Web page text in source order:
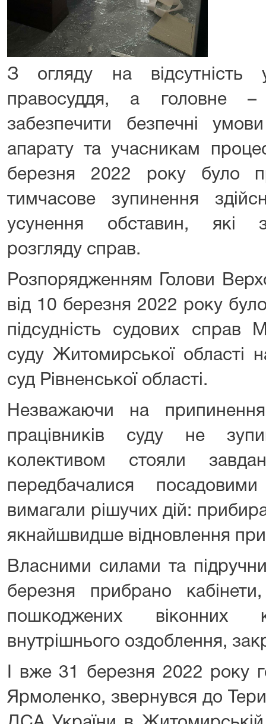
З огляду на відсутність
правосуддя, а головне –
забезпечити безпечні
апарату та учасникам
березня 2022 року було
тимчасове зупинення
усунення обставин, які
розгляду справ.
Розпорядженням Голови
від 10 березня 2022 року
підсудність судових справ
суду Житомирської області
суд Рівненської області.
Незважаючи на
працівників суду не
колективом стояли
передбачалися
вимагали рішучих дій:
якнайшвидше відновлення
Власними силами та
березня прибрано
пошкоджених віконних
внутрішнього оздоблення,
І вже 31 березня 2022 року
Ярмоленко, звернувся до